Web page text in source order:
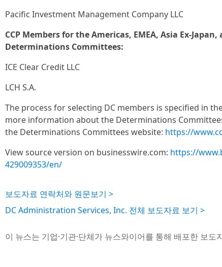
Pacific Investment Management Company LLC
CCP Members for the Americas, EMEA, Asia Ex-
Determinations Committees:
ICE Clear Credit LLC
LCH S.A.
The process for selecting DC members is specified in
more information about the Determinations
the Determinations Committees website: https://
View source version on businesswire.com: https://
429009353/en/
보도자료 연락처와 원문보기 >
DC Administration Services, Inc. 전체 보도자료 보기 >
이 뉴스는 기업·기관·단체가 뉴스와이어를 통해 배포한 보도